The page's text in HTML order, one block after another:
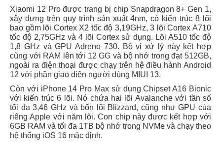
Xiaomi 12 Pro được trang bị chip Snapdragon 8+ Gen 1,
xây dựng trên quy trình sản xuất 4nm, có kiến ​​trúc 8 lõi
bao gồm lõi Cortex X2 tốc độ 3,19GHz, 3 lõi Cortex A710
tốc độ 2,75GHz và 4 lõi Cortex sử dụng. Lõi A510 tốc độ
1,8 GHz và GPU Adreno 730. Bộ vi xử lý này kết hợp
cùng với RAM lên tới 12 GG và bộ nhớ trong đạt 512GB,
ngoài ra điện thoại được chạy trên hệ điều hành Android
12 với phần giao diện người dùng MIUI 13.
Còn với iPhone 14 Pro Max sử dụng Chipset A16 Bionic
với kiến ​​trúc 6 lõi. Nó chứa hai lõi Avalanche với tần số
tối đa 3,46 GHz và bốn lõi Blizzard, cũng như GPU của
riêng Apple với năm lõi. Con chip này được kết hợp với
6GB RAM và tối đa 1TB bộ nhớ trong NVMe và chạy theo
hệ thống iOS 16 mặc định.